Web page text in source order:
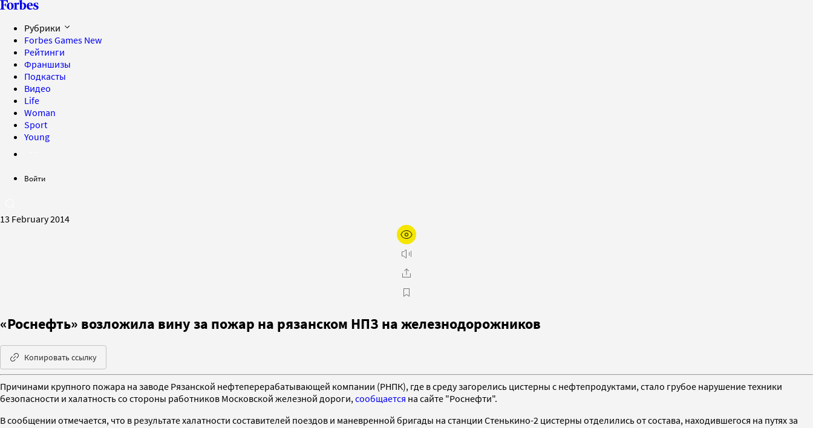
Рубрики
Forbes Games New
Рейтинги
Франшизы
Подкасты
Видео
Life
Woman
Sport
Young
Войти
13 February 2014
«Роснефть» возложила вину за пожар на рязанском НПЗ на железнодорожников
Копировать ссылку
Причинами крупного пожара на заводе Рязанской нефтеперерабатывающей компании (РНПК), где в среду загорелись цистерны с нефтепродуктами, стало грубое нарушение техники
безопасности и халатность со стороны работников Московской железной дороги, cообщается на сайте "Роснефти".
В сообщении отмечается, что в результате халатности составителей поездов и маневренной бригады на станции Стенькино-2 цистерны отделились от состава, находившегося на путях за